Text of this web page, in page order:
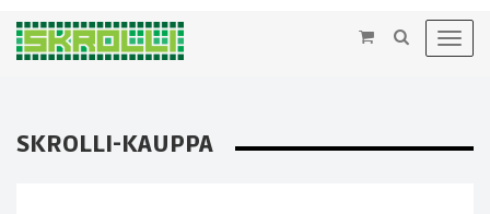
×
SKROLLI-KAUPPA